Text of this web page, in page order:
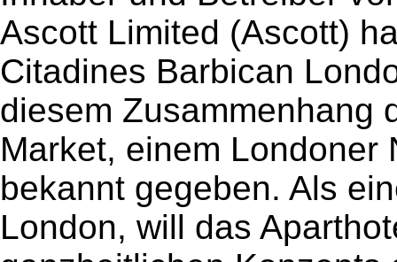
Ascott Limited (Ascott)
Citadines Barbican
diesem Zusammenhang
Market, einem Londoner
bekannt gegeben. Als
London, will das